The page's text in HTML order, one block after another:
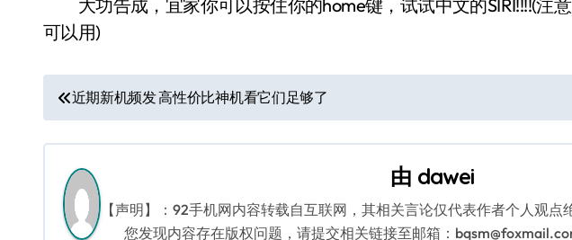
大功告成，宜家你可以按住你的home键，试试中文的SIRI!!!!(注
可以用)
文
章
导
航
近期新机频发 高性价比神机看它们足够了
由 dawei
【声明】：92手机网内容转载自互联网，其相关言论仅代表作者个人观点
您发现内容存在版权问题，请提交相关链接至邮箱：